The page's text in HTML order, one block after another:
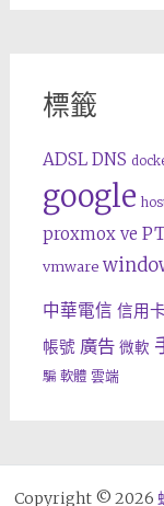
標籤
ADSL DNS
google
proxmox ve
vmware
中華電信 信用卡
帳號 廣告 微軟
騙 軟體 雲端
Copyright © 2026